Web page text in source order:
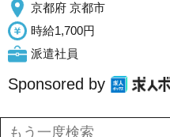
京都府 京都市
時給1,700円
派遣社員
Sponsored by